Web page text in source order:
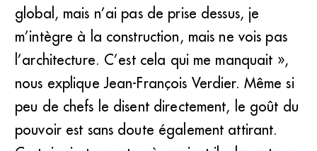
global, mais n’ai pas de prise dessus, je
m’intègre à la construction, mais ne vois pas
l’architecture. C’est cela qui me manquait »,
nous explique Jean-François Verdier. Même si
peu de chefs le disent directement, le goût du
pouvoir est sans doute également attirant.